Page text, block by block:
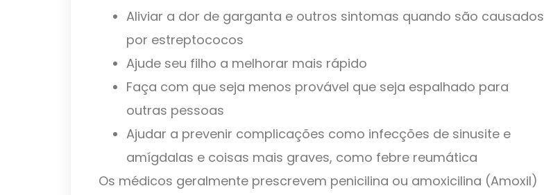
Aliviar a dor de garganta e outros sintomas quando são causados ​​
por estreptococos
Ajude seu filho a melhorar mais rápido
Faça com que seja menos provável que seja espalhado para
outras pessoas
Ajudar a prevenir complicações como infecções de sinusite e
amígdalas e coisas mais graves, como febre reumática
Os médicos geralmente prescrevem penicilina ou amoxicilina (Amoxil)